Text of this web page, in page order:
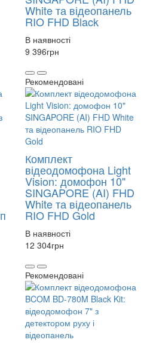
White та відеопанель
RIO FHD Black
В наявності
9 396грн
Рекомендовані
Комплект
відеодомофона Light
Vision: домофон 10"
SINGAPORE (AI) FHD
White та відеопанель
RIO FHD Gold
В наявності
12 304грн
Рекомендовані